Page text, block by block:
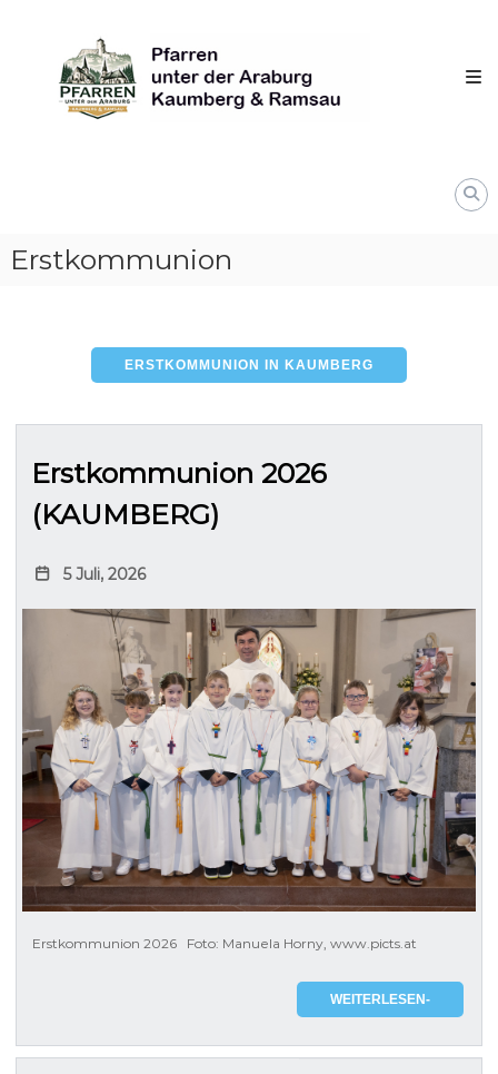
content
unter
derAraburg
Kaumberg
Erstkommunion
ERSTKOMMUNION IN KAUMBERG
Erstkommunion 2026
(KAUMBERG)
5 Juli, 2026
Erstkommunion 2026 Foto: Manuela Horny, www.picts.at
WEITERLESEN-